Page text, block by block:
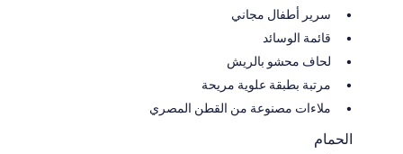
سرير أطفال مجاني
قائمة الوسائد
لحاف محشو بالريش
مرتبة بطبقة علوية مريحة
ملاءات مصنوعة من القطن المصري
الحمام